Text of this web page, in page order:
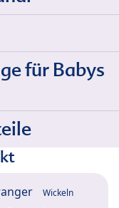
für Babys
Wickeln